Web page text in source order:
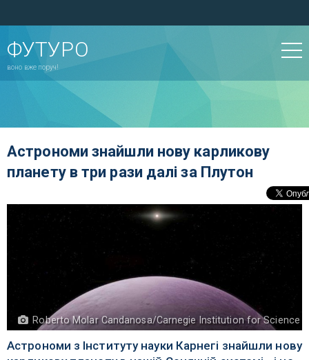
ФУТУРО
воно вже поруч!
Астрономи знайшли нову карликову
планету в три рази далі за Плутон
Roberto Molar Candanosa/Carnegie Institution for Science
Астрономи з Інституту науки Карнегі знайшли нову